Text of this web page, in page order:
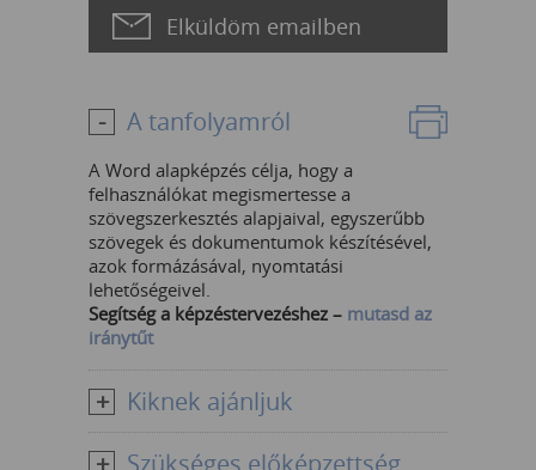
Elküldöm emailben
A tanfolyamról
A Word alapképzés célja, hogy a
felhasználókat megismertesse a
szövegszerkesztés alapjaival, egyszerűbb
szövegek és dokumentumok készítésével,
azok formázásával, nyomtatási
lehetőségeivel.
Segítség a képzéstervezéshez – mutasd az
iránytűt
Kiknek ajánljuk
Szükséges előképzettség